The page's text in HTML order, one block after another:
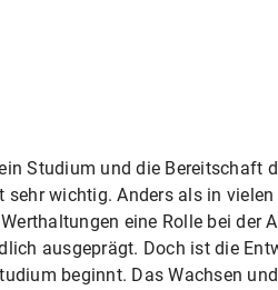
Studium und die Bereitschaft
wichtig. Anders als in vielen
eine Rolle bei der
ausgeprägt. Doch ist die
beginnt. Das Wachsen